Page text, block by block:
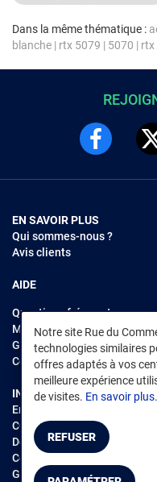
Dans la même thématique :
blanche | rtx 5079 | 5070 | rtx
Notre site Rue du
technologies similaires
offres adaptés à vos
meilleure expérience
de visites. En savoir plus.
REFUSER
EN SAVOIR PLUS
Qui sommes-nous ?
Avis clients
AIDE
Questions fréquentes
Modes de règlements
Garantie et retours
Contacter Rue du
INFORMATIONS LÉGALES
Environnement
CGV /CGU Marketplace
Données personnelles
Cookies
Gérer mes cookies